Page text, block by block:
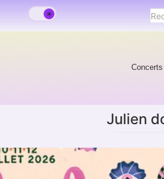
Concerts
Julien